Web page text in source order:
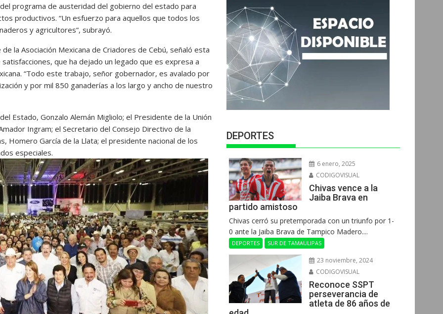
programa de austeridad del gobierno del estado para
productivos. “Un esfuerzo para aquellos que todos los
y agricultores”, subrayó.
la Asociación Mexicana de Criadores de Cebú, señaló esta
que ha dejado un legado que es expresa a
“Todo este trabajo, señor gobernador, es avalado por
y por mil 850 ganaderías a los largo y ancho de nuestro
Estado, Gonzalo Alemán Migliolo; el Presidente de la Unión
Ingram; el Secretario del Consejo Directivo de la
Homero García de la Llata; el presidente nacional de los
especiales.
DEPORTES
6 enero, 2025
CODIGOVISUAL
Chivas vence a la
Jaiba Brava en
partido amistoso
Chivas cerró su pretemporada con un triunfo por 1-
0 ante la Jaiba Brava de Tampico Madero....
DEPORTES SUR DE TAMAULIPAS
23 noviembre, 2024
CODIGOVISUAL
Reconoce SSPT
perseverancia de
atleta de 86 años de